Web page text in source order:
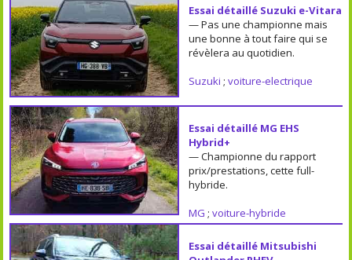
Essai détaillé Suzuki e-Vitara
— Pas une championne mais
une bonne à tout faire qui se
révèlera au quotidien.
Suzuki ; voiture-electrique
Essai détaillé MG EHS
Hybrid+
— Championne du rapport
prix/prestations, cette full-
hybride.
MG ; voiture-hybride
Essai détaillé Mitsubishi